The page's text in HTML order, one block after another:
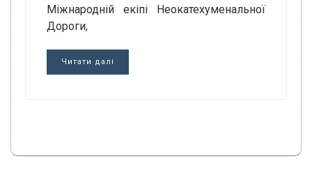
Міжнародній екіпі Неокатехуменальної
Дороги,
Читати далі